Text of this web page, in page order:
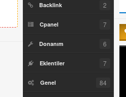
Backlink 2
Cpanel 7
Donanım 6
Eklentiler 7
Genel 84